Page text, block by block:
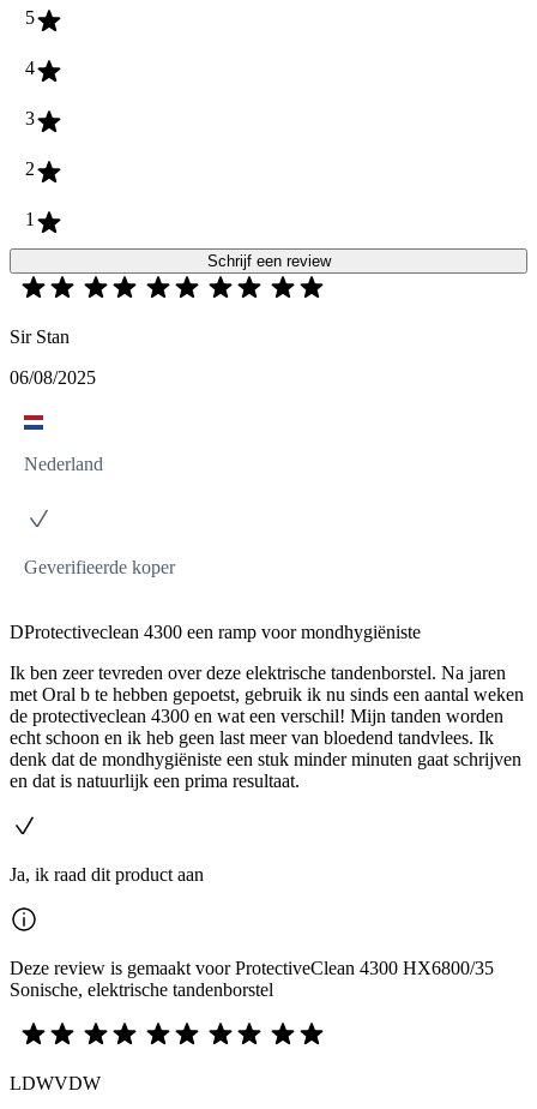
5
4
3
2
1
Schrijf een review
Sir Stan
06/08/2025
Nederland
Geverifieerde koper
DProtectiveclean 4300 een ramp voor mondhygiëniste
Ik ben zeer tevreden over deze elektrische tandenborstel. Na jaren
met Oral b te hebben gepoetst, gebruik ik nu sinds een aantal weken
de protectiveclean 4300 en wat een verschil! Mijn tanden worden
echt schoon en ik heb geen last meer van bloedend tandvlees. Ik
denk dat de mondhygiëniste een stuk minder minuten gaat schrijven
en dat is natuurlijk een prima resultaat.
Ja, ik raad dit product aan
Deze review is gemaakt voor ProtectiveClean 4300 HX6800/35
Sonische, elektrische tandenborstel
LDWVDW